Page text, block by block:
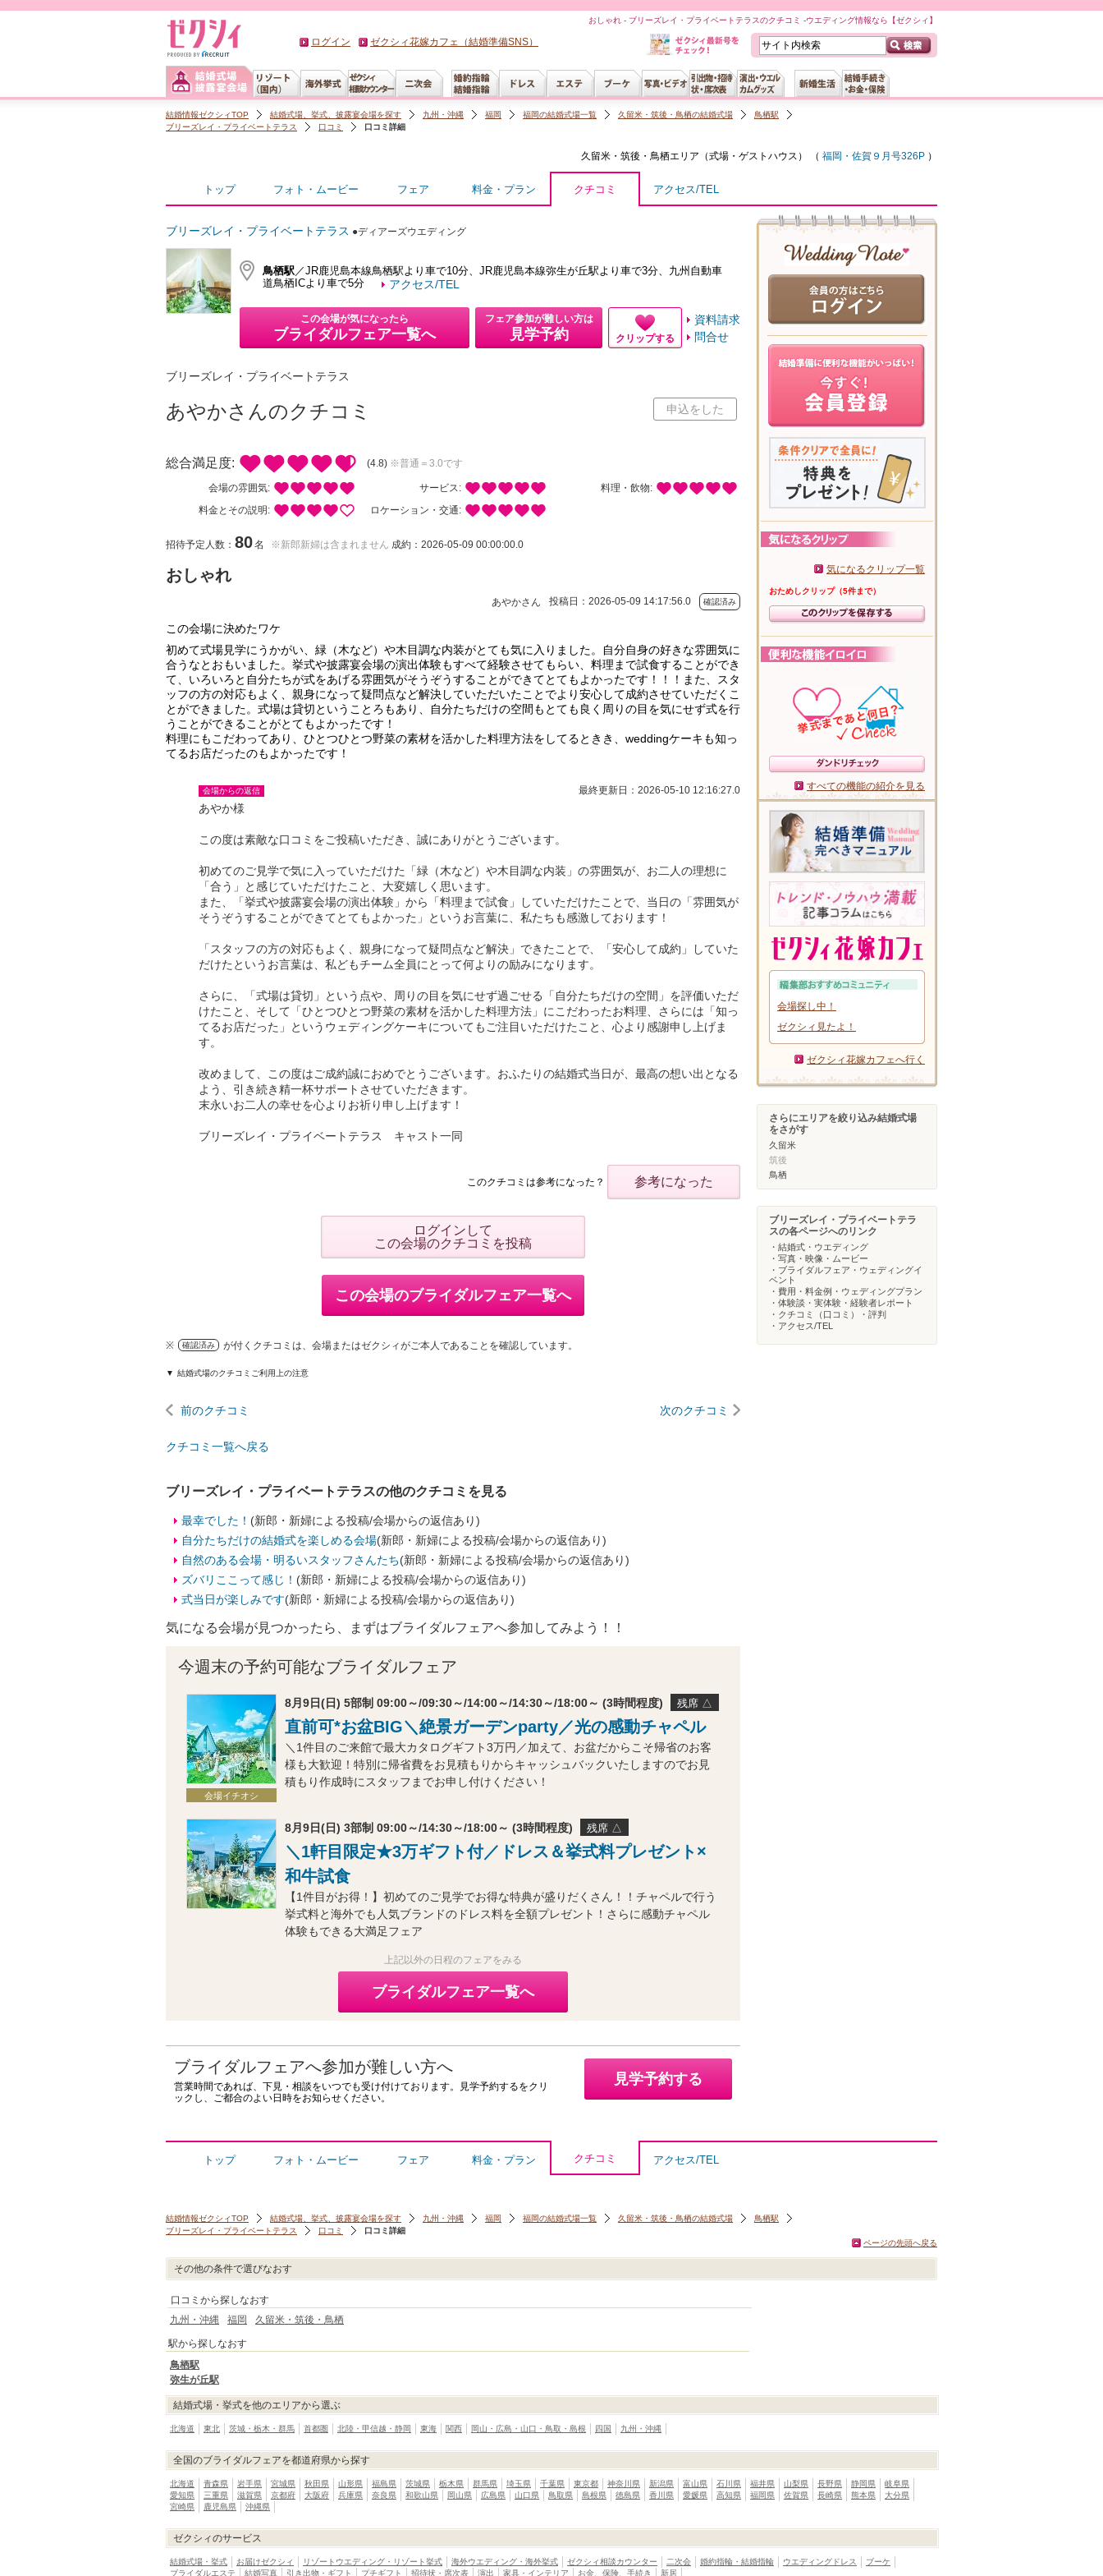
おしゃれ - ブリーズレイ・プライベートテラスのクチコミ -ウエディング情報なら【ゼクシィ】
ログイン ゼクシィ花嫁カフェ（結婚準備SNS）
結婚情報ゼクシィTOP 結婚式場、挙式、披露宴会場を探す 九州・沖縄 福岡 福岡の結婚式場一覧 久留米・筑後・鳥栖の結婚式場
鳥栖駅
ブリーズレイ・プライベートテラス
口コミ 口コミ詳細
久留米・筑後・鳥栖エリア（式場・ゲストハウス ） （ 福岡・佐賀９月号326P ）
トップ フォト・ムービー フェア 料金・プラン クチコミ アクセス/TEL
ブリーズレイ・プライベートテラス ●ディアーズウエディング
鳥栖駅／JR鹿児島本線鳥栖駅より車で10分、JR鹿児島本線弥生が丘駅より車で3分、九州自動車
道鳥栖ICより車で5分
アクセス/TEL
この会場が気になったら
ブライダルフェア一覧へ
フェア参加が難しい方は
見学予約 クリップする
資料請求
問合せ
ブリーズレイ・プライベートテラス
あやかさんのクチコミ 申込をした
総合満足度: (4.8) ※普通＝3.0です
会場の雰囲気: サービス:
料理・飲物:
料金とその説明:
ロケーション・交通:
招待予定人数： 80名 ※新郎新婦は含まれません 成約：2026-05-09 00:00:00.0
おしゃれ
あやかさん 投稿日：2026-05-09 14:17:56.0 確認済み
この会場に決めたワケ
初めて式場見学にうかがい、緑（木など）や木目調な内装がとても気に入りました。自分自身の好きな雰囲気に
合うなとおもいました。挙式や披露宴会場の演出体験もすべて経験させてもらい、料理まで試食することができ
て、いろいろと自分たちが式をあげる雰囲気がそうぞうすることができてとてもよかったです！！！また、スタ
ッフの方の対応もよく、親身になって疑問点など解決していただいたことでより安心して成約させていただくこ
とができました。式場は貸切ということろもあり、自分たちだけの空間もとても良く周りの目を気にせず式を行
うことができることがとてもよかったです！
料理にもこだわってあり、ひとつひとつ野菜の素材を活かした料理方法をしてるときき、weddingケーキも知っ
てるお店だったのもよかったです！
会場からの返信 最終更新日：2026-05-10 12:16:27.0
あやか様
この度は素敵な口コミをご投稿いただき、誠にありがとうございます。
初めてのご見学で気に入っていただけた「緑（木など）や木目調な内装」の雰囲気が、お二人の理想に
「合う」と感じていただけたこと、大変嬉しく思います。
また、「挙式や披露宴会場の演出体験」から「料理まで試食」していただけたことで、当日の「雰囲気が
そうぞうすることができてとてもよかった」というお言葉に、私たちも感激しております！
「スタッフの方の対応もよく、親身になって疑問点など解決」できたことで、「安心して成約」していた
だけたというお言葉は、私どもチーム全員にとって何よりの励みになります。
さらに、「式場は貸切」という点や、周りの目を気にせず過ごせる「自分たちだけの空間」を評価いただ
けたこと、そして「ひとつひとつ野菜の素材を活かした料理方法」にこだわったお料理、さらには「知っ
てるお店だった」というウェディングケーキについてもご注目いただけたこと、心より感謝申し上げま
す。
改めまして、この度はご成約誠におめでとうございます。おふたりの結婚式当日が、最高の想い出となる
よう、引き続き精一杯サポートさせていただきます。
末永いお二人の幸せを心よりお祈り申し上げます！
ブリーズレイ・プライベートテラス キャスト一同
このクチコミは参考になった？ 参考になった
ログインして
この会場のクチコミを投稿
この会場のブライダルフェア一覧へ
※ 確認済み が付くクチコミは、会場またはゼクシィがご本人であることを確認しています。
結婚式場のクチコミご利用上の注意
前のクチコミ 次のクチコミ
クチコミ一覧へ戻る
ブリーズレイ・プライベートテラスの他のクチコミを見る
最幸でした！ (新郎・新婦による投稿/会場からの返信あり)
自分たちだけの結婚式を楽しめる会場(新郎・新婦による投稿/会場からの返信あり)
自然のある会場・明るいスタッフさんたち(新郎・新婦による投稿/会場からの返信あり)
ズバリここって感じ！ (新郎・新婦による投稿/会場からの返信あり)
式当日が楽しみです(新郎・新婦による投稿/会場からの返信あり)
気になる会場が見つかったら、まずはブライダルフェアへ参加してみよう！！
今週末の予約可能なブライダルフェア
会場イチオシ
8月9日(日) 5部制 09:00～/09:30～/14:00～/14:30～/18:00～ (3時間程度) 残席 △
直前可*お盆BIG＼絶景ガーデンparty／光の感動チャペル
＼1件目のご来館で最大カタログギフト3万円／加えて、お盆だからこそ帰省のお客
様も大歓迎！特別に帰省費をお見積もりからキャッシュバックいたしますのでお見
積もり作成時にスタッフまでお申し付けください！
8月9日(日) 3部制 09:00～/14:30～/18:00～ (3時間程度) 残席 △
＼1軒目限定★3万ギフト付／ドレス＆挙式料プレゼント×
和牛試食
【1件目がお得！】初めてのご見学でお得な特典が盛りだくさん！！チャペルで行う
挙式料と海外でも人気ブランドのドレス料を全額プレゼント！さらに感動チャペル
体験もできる大満足フェア
上記以外の日程のフェアをみる
ブライダルフェア一覧へ
ブライダルフェアへ参加が難しい方へ
営業時間であれば、下見・相談をいつでも受け付けております。見学予約するをクリ
ックし、ご都合のよい日時をお知らせください。
見学予約する
気になるクリップ一覧
おためしクリップ（5件まで）
すべての機能の紹介を見る
会場探し中！
ゼクシィ見たよ！
ゼクシィ花嫁カフェへ行く
さらにエリアを絞り込み結婚式場
をさがす
久留米
筑後
鳥栖
ブリーズレイ・プライベートテラ
スの各ページへのリンク
・結婚式・ウエディング
・写真・映像・ムービー
・ブライダルフェア・ウェディングイ
ベント
・費用・料金例・ウェディングプラン
・体験談・実体験・経験者レポート
・クチコミ（口コミ）・評判
・アクセス/TEL
トップ フォト・ムービー フェア 料金・プラン クチコミ アクセス/TEL
結婚情報ゼクシィTOP 結婚式場、挙式、披露宴会場を探す 九州・沖縄 福岡 福岡の結婚式場一覧 久留米・筑後・鳥栖の結婚式場
鳥栖駅
ブリーズレイ・プライベートテラス
口コミ
口コミ詳細
ページの先頭へ戻る
その他の条件で選びなおす
口コミから探しなおす
九州・沖縄
福岡 久留米・筑後・鳥栖
駅から探しなおす
鳥栖駅
弥生が丘駅
結婚式場・挙式を他のエリアから選ぶ
北海道 東北 茨城・栃木・群馬 首都圏 北陸・甲信越・静岡 東海 関西 岡山・広島・山口・鳥取・島根 四国 九州・沖縄
全国のブライダルフェアを都道府県から探す
北海道 青森県 岩手県 宮城県 秋田県 山形県 福島県 茨城県 栃木県 群馬県 埼玉県 千葉県 東京都 神奈川県 新潟県 富山県 石川県 福井県 山梨県 長野県 静岡県
岐阜県
愛知県
三重県 滋賀県 京都府 大阪府 兵庫県 奈良県 和歌山県 岡山県 広島県 山口県 鳥取県 島根県 徳島県 香川県 愛媛県 高知県 福岡県 佐賀県 長崎県 熊本県
大分県
宮崎県
鹿児島県 沖縄県
ゼクシィのサービス
結婚式場・挙式 お届けゼクシィ リゾートウエディング・リゾート挙式 海外ウエディング・海外挙式 ゼクシィ相談カウンター 二次会 婚約指輪・結婚指輪 ウエディングドレス
ブーケ
ブライダルエステ
結婚写真 引き出物・ギフト プチギフト 招待状・席次表 演出 家具・インテリア お金、保険、手続き 新居